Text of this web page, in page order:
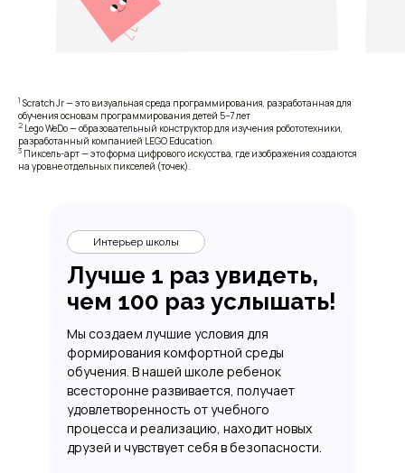
1 Scratch Jr — это визуальная среда программирования, разработанная для
обучения основам программирования детей 5−7 лет
2 Lego WeDo — образовательный конструктор для изучения робототехники,
разработанный компанией LEGO Education.
3 Пиксель-арт — это форма цифрового искусства, где изображения создаются
на уровне отдельных пикселей (точек).
Лучше 1 раз увидеть,
чем 100 раз услышать!
Интерьер школы
Мы создаем лучшие условия для
формирования комфортной среды
обучения. В нашей школе ребенок
всесторонне развивается, получает
удовлетворенность от учебного
процесса и реализацию, находит новых
друзей и чувствует себя в безопасности.